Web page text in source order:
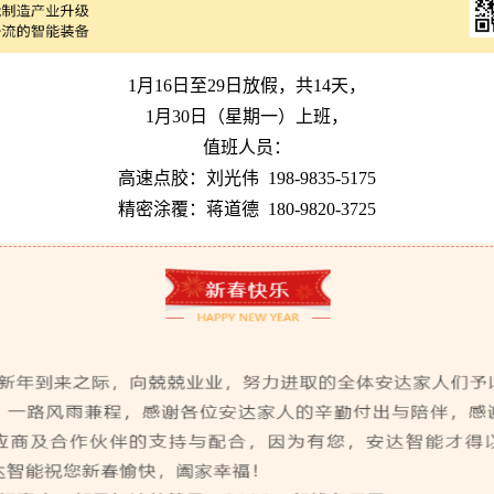
1月16日至29日放假，共14天，
1月30日（星期一）上班，
值班人员：
高速点胶：刘光伟 198-9835-5175
精密涂覆：蒋道德 180-9820-3725